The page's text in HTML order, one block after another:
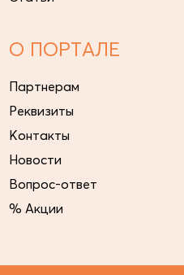
О ПОРТАЛЕ
Партнерам
Реквизиты
Контакты
Новости
Вопрос-ответ
% Акции